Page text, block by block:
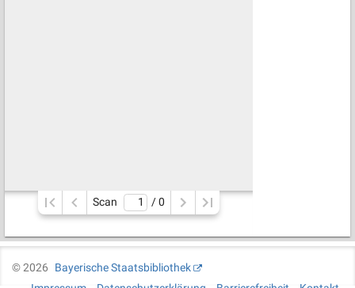
Scan / 0
©2026
Bayerische Staatsbibliothek